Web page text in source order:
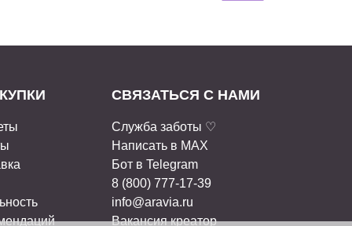
СВЯЗАТЬСЯ С НАМИ
Служба заботы ♡
Написать в MAX
Бот в Telegram
8 (800) 777-17-39
info@aravia.ru
Вакансия креатор